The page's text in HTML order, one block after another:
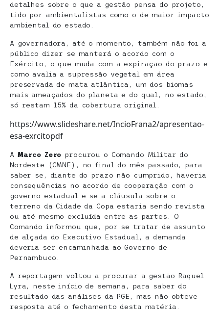
detalhes sobre o que a gestão pensa do projeto,
tido por ambientalistas como o de maior impacto
ambiental do estado.
A governadora, até o momento, também não foi a
público dizer se manterá o acordo com o
Exército, o que muda com a expiração do prazo e
como avalia a supressão vegetal em área
preservada de mata atlântica, um dos biomas
mais ameaçados do planeta e do qual, no estado,
só restam 15% da cobertura original.
https://www.slideshare.net/IncioFrana2/apresentao-
esa-exrcitopdf
A Marco Zero procurou o Comando Militar do
Nordeste (CMNE), no final do mês passado, para
saber se, diante do prazo não cumprido, haveria
consequências no acordo de cooperação com o
governo estadual e se a cláusula sobre o
terreno da Cidade da Copa estaria sendo revista
ou até mesmo excluída entre as partes. O
Comando informou que, por se tratar de assunto
de alçada do Executivo Estadual, a demanda
deveria ser encaminhada ao Governo de
Pernambuco.
A reportagem voltou a procurar a gestão Raquel
Lyra, neste início de semana, para saber do
resultado das análises da PGE, mas não obteve
resposta até o fechamento desta matéria.